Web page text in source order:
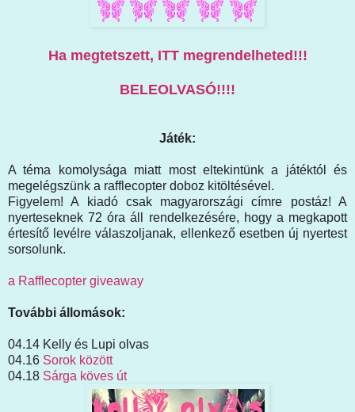
Ha megtetszett, ITT megrendelheted!!!
BELEOLVASÓ!!!!
Játék:
A téma komolysága miatt most eltekintünk a játéktól és
megelégszünk a rafflecopter doboz kitöltésével.
Figyelem! A kiadó csak magyarországi címre postáz! A
nyerteseknek 72 óra áll rendelkezésére, hogy a megkapott
értesítő levélre válaszoljanak, ellenkező esetben új nyertest
sorsolunk.
a Rafflecopter giveaway
További állomások:
04.14 Kelly és Lupi olvas
04.16 Sorok között
04.18 Sárga köves út